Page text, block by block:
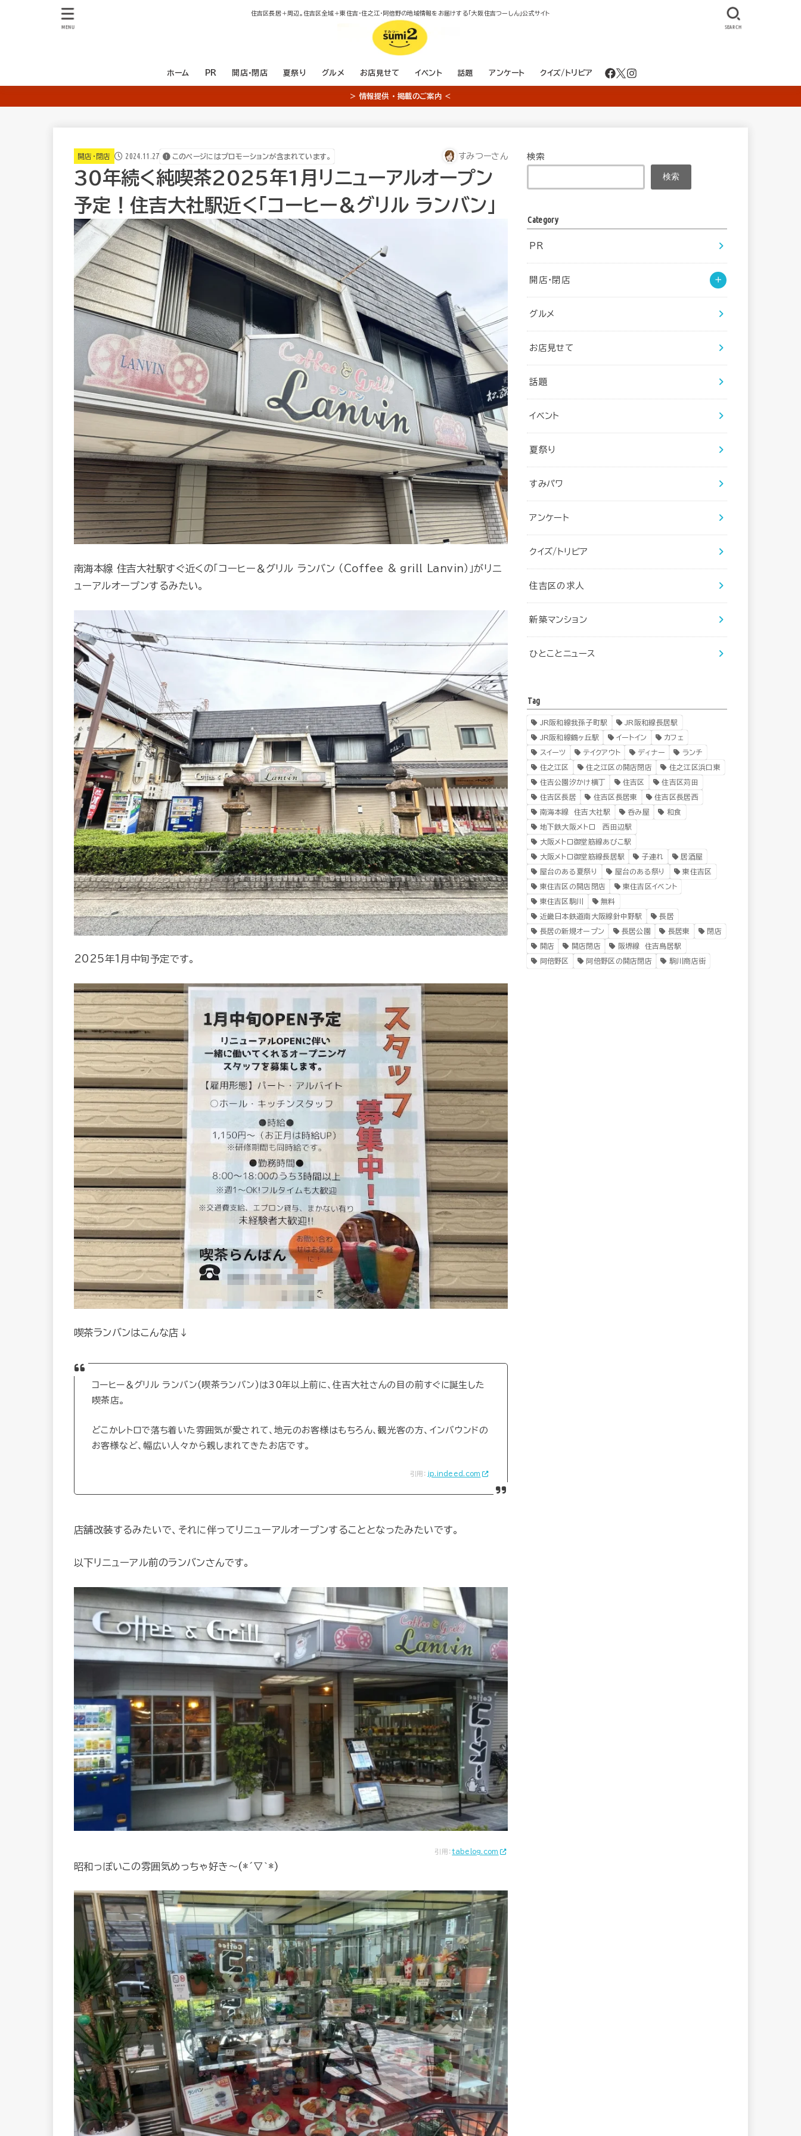
住吉区長居＋周辺。住吉区全域＋東住吉・住之江・阿倍野の地域情報をお届けする「大阪住吉つーしん」公式サイト
ホーム PR 開店・閉店 夏祭り グルメ お店見せて イベント 話題 アンケート クイズ/トリビア
SEARCH
MENU
＞ 情報提供 ・ 掲載のご案内 ＜
開店・閉店 2024.11.27 このページにはプロモーションが含まれています。 すみつーさん
30年続く純喫茶2025年1月リニューアルオープン
予定！住吉大社駅近く「コーヒー＆グリル ランバン」
南海本線 住吉大社駅すぐ近くの「コーヒー＆グリル ランバン （Coffee & grill Lanvin）」がリニ
ューアルオープンするみたい。
2025年1月中旬予定です。
喫茶ランバンはこんな店↓
コーヒー＆グリル ランバン(喫茶ランバン)は30年以上前に、住吉大社さんの目の前すぐに誕生した
喫茶店。
どこかレトロで落ち着いた雰囲気が愛されて、地元のお客様はもちろん、観光客の方、インバウンドの
お客様など、幅広い人々から親しまれてきたお店です。
引用： jp.indeed.com
店舗改装するみたいで、それに伴ってリニューアルオープンすることとなったみたいです。
以下リニューアル前のランバンさんです。
引用：tabelog.com
昭和っぽいこの雰囲気めっちゃ好き～(*´▽｀*)
検索
検索
Category
PR
開店・閉店
グルメ
お店見せて
話題
イベント
夏祭り
すみパワ
アンケート
クイズ/トリビア
住吉区の求人
新築マンション
ひとことニュース
Tag
JR阪和線我孫子町駅 JR阪和線長居駅
JR阪和線鶴ヶ丘駅 イートイン カフェ
スイーツ テイクアウト ディナー ランチ
住之江区 住之江区の開店閉店 住之江区浜口東
住吉公園汐かけ横丁 住吉区 住吉区苅田
住吉区長居 住吉区長居東 住吉区長居西
南海本線 住吉大社駅 呑み屋 和食
地下鉄大阪メトロ 西田辺駅
大阪メトロ御堂筋線あびこ駅
大阪メトロ御堂筋線長居駅 子連れ 居酒屋
屋台のある夏祭り 屋台のある祭り 東住吉区
東住吉区の開店閉店 東住吉区イベント
東住吉区駒川 無料
近畿日本鉄道南大阪線針中野駅 長居
長居の新規オープン 長居公園 長居東 閉店
開店 開店閉店 阪堺線 住吉鳥居駅
阿倍野区 阿倍野区の開店閉店 駒川商店街